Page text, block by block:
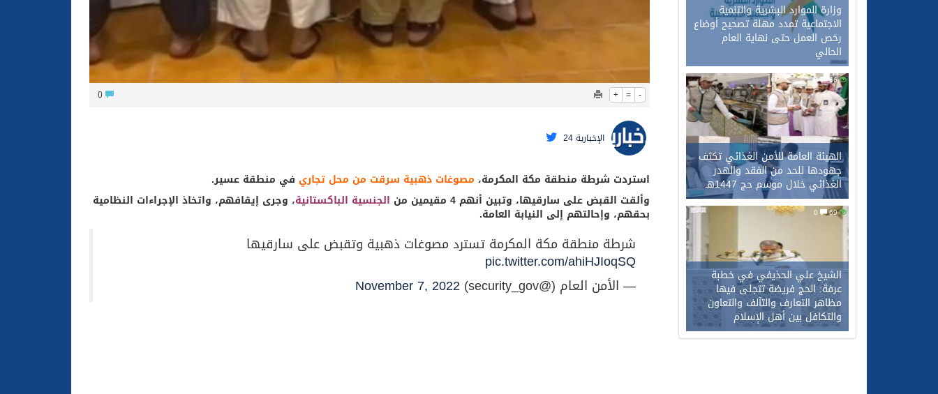
وزارة الموارد البشرية والتنمية
الاجتماعية تمدد مهلة تصحيح أوضاع
رخص العمل حتى نهاية العام
الحالي
66
0
الهيئة العامة للأمن الغذائي تكثف
جهودها للحد من الفقد والهدر
الغذائي خلال موسم حج 1447هـ
69
الشيخ علي الحذيفي في خطبة
عرفة: الحج فريضة تتجلى فيها
مظاهر التعارف والتآلف والتعاون
والتكافل بين أهل الإسلام
+ = -
الإخبارية 24
استردت شرطة منطقة مكة المكرمة، مصوغات ذهبية سرقت من محل تجاري في منطقة عسير.
وألقت القبض على سارقيها، وتبين أنهم 4 مقيمين من
الجنسية الباكستانية، وجرى إيقافهم، واتخاذ الإجراءات النظامية
بحقهم، وإحالتهم إلى النيابة العامة.
شرطة منطقة مكة المكرمة تسترد مصوغات ذهبية وتقبض على سارقيها
pic.twitter.com/ahiHJIoqSQ
— الأمن العام (@security_gov)
November 7, 2022